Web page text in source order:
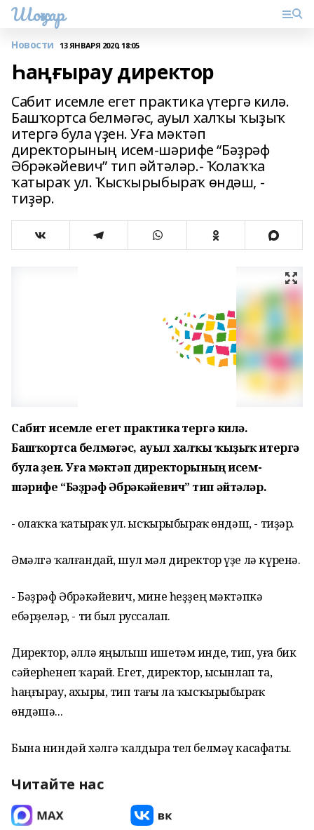
Шоңҡар
Новости 13 ЯНВАРЯ 2020, 18:05
Һаңғырау директор
Сабит исемле егет практика үтергә килә.
Башҡортса белмәгәс, ауыл халҡы ҡыҙыҡ
итергә була үҙен. Уға мәктәп
директорының исем-шәрифе “Бәҙрәф
Әбрәкәйевич” тип әйтәләр.- Ҡолаҡҡа
ҡатыраҡ ул. Ҡысҡырыбыраҡ өндәш, -
тиҙәр.
Сабит исемле егет практика үтергә килә.
Башҡортса белмәгәс, ауыл халҡы ҡыҙыҡ итергә
була үҙен. Уға мәктәп директорының исем-
шәрифе “Бәҙрәф Әбрәкәйевич” тип әйтәләр.
- Ҡолаҡҡа ҡатыраҡ ул. Ҡысҡырыбыраҡ өндәш, - тиҙәр.
Әмәлгә ҡалғандай, шул мәл директор үҙе лә күренә.
- Бәҙрәф Әбрәкәйевич, мине һеҙҙең мәктәпкә
ебәрҙеләр, - ти был руссалап.
Директор, әллә яңылыш ишетәм инде, тип, уға бик
сәйерһенеп ҡарай. Егет, директор, ысынлап та,
һаңғырау, ахыры, тип тағы ла ҡысҡырыбыраҡ
өндәшә...
Бына ниндәй хәлгә ҡалдыра тел белмәү касафаты.
Читайте нас